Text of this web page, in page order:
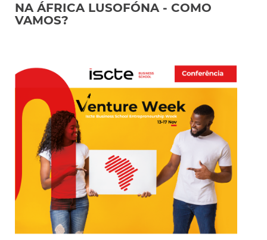
NA ÁFRICA LUSOFÓNA - COMO
VAMOS?